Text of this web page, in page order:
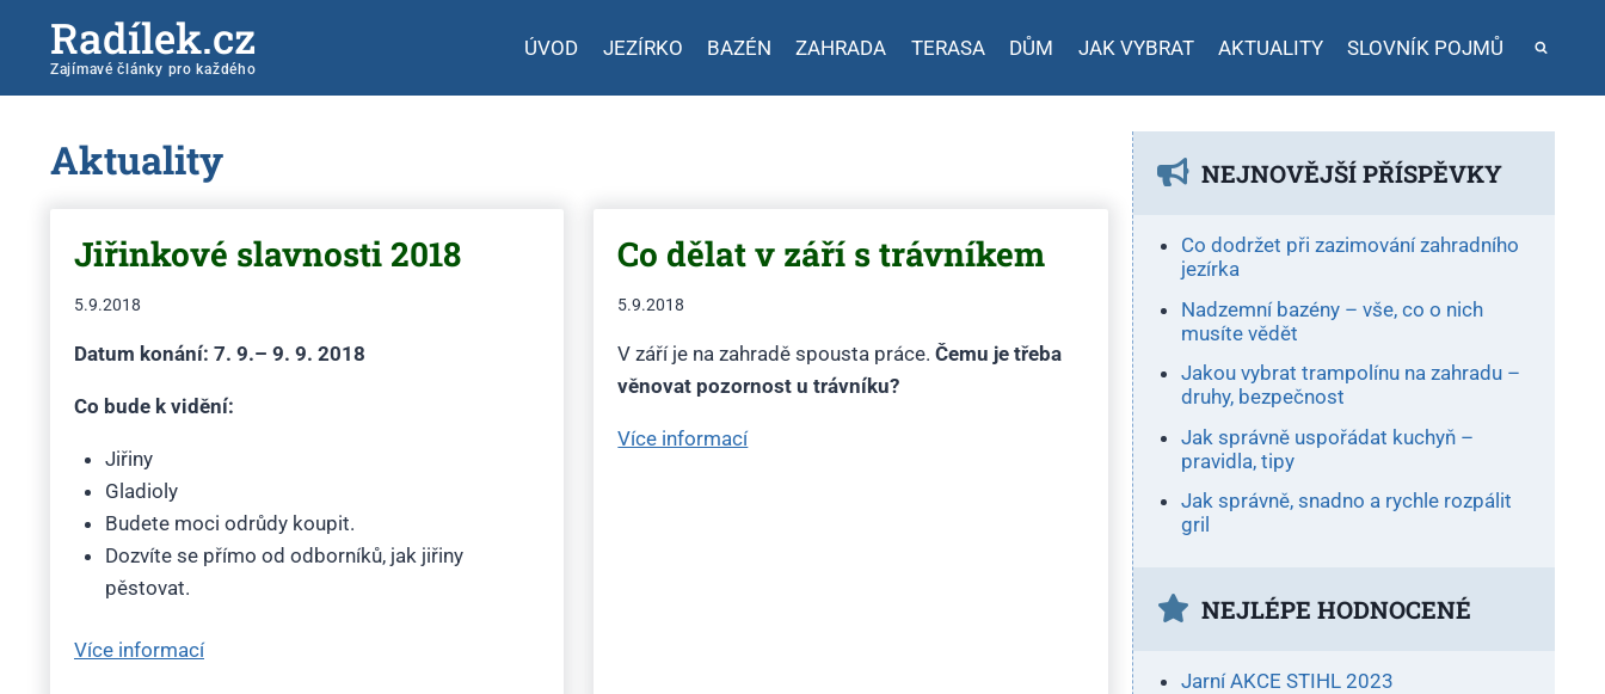
Radílek.cz
Zajímavé články pro každého
ÚVOD JEZÍRKO BAZÉN ZAHRADA TERASA DŮM JAK VYBRAT AKTUALITY SLOVNÍK POJMŮ
Aktuality
Jiřinkové slavnosti 2018
5.9.2018
Datum konání: 7. 9.– 9. 9. 2018
Co bude k vidění:
Jiřiny
Gladioly
Budete moci odrůdy koupit.
Dozvíte se přímo od odborníků, jak jiřiny
pěstovat.
Více informací“Jiřinkové
Co dělat v září s trávníkem
5.9.2018
V září je na zahradě spousta práce.Čemu je třeba
věnovat pozornost u trávníku?
Více informací“Co
NEJNOVĚJŠÍ PŘÍSPĚVKY
Co dodržet při zazimování zahradního
jezírka
Nadzemní bazény – vše, co o nich
musíte vědět
Jakou vybrat trampolínu na zahradu –
druhy, bezpečnost
Jak správně uspořádat kuchyň –
pravidla, tipy
Jak správně, snadno a rychle rozpálit
gril
NEJLÉPE HODNOCENÉ
Jarní AKCE STIHL 2023